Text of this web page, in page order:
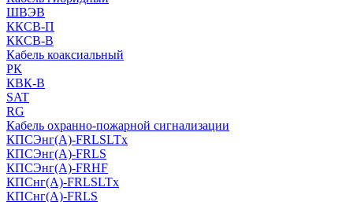
ШВЭВ
ККСВ-П
ККСВ-В
Кабель коаксиальный
РК
КВК-В
SAT
RG
Кабель охранно-пожарной сигнализации
КПСЭнг(А)-FRLSLTx
КПСЭнг(А)-FRLS
КПСЭнг(А)-FRHF
КПСнг(А)-FRLSLTx
КПСнг(А)-FRLS